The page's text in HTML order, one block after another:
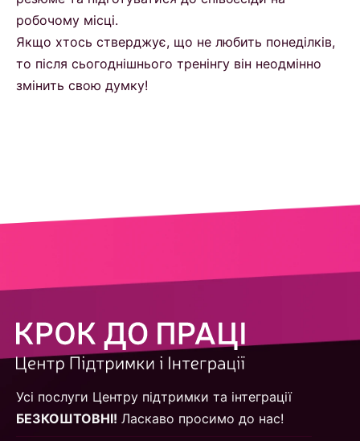
робочому місці.
Якщо хтось стверджує, що не любить понеділків,
то після сьогоднішнього тренінгу він неодмінно
змінить свою думку!
Усі послуги Центру підтримки та інтеграції
БЕЗКОШТОВНІ! Ласкаво просимо до нас!